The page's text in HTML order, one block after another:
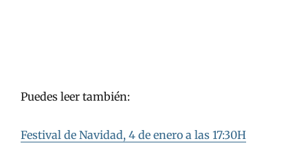
Puedes leer también:
Festival de Navidad, 4 de enero a las 17:30H